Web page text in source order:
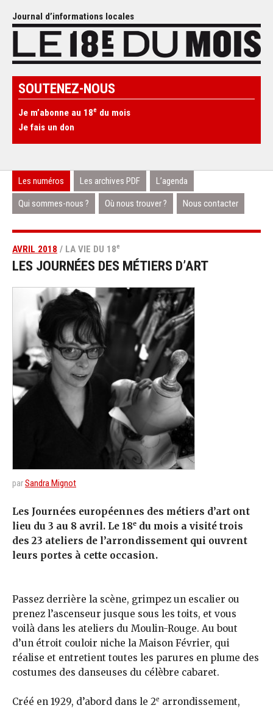
Journal d’informations locales
SOUTENEZ-NOUS
Je m’abonne au 18e du mois
Je fais un don
Les numéros Les archives PDF L’agenda
Qui sommes-nous ? Où nous trouver ? Nous contacter
AVRIL 2018 / LA VIE DU 18e
LES JOURNÉES DES MÉTIERS D’ART
parSandra Mignot
Les Journées européennes des métiers d’art ont
lieu du 3 au 8 avril. Le 18e du mois a visité trois
des 23 ateliers de l’arrondissement qui ouvrent
leurs portes à cette occasion.
Passez derrière la scène, grimpez un escalier ou
prenez l’ascenseur jusque sous les toits, et vous
voilà dans les ateliers du Moulin-Rouge. Au bout
d’un étroit couloir niche la Maison Février, qui
réalise et entretient toutes les parures en plume des
costumes des danseuses du célèbre cabaret.
Créé en 1929, d’abord dans le 2e arrondissement,